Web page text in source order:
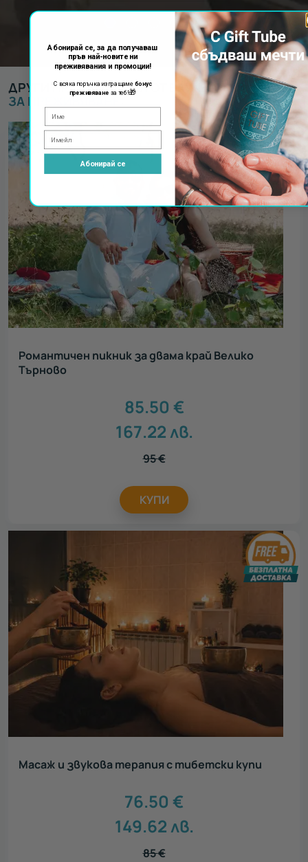
ДРУГИ ПРЕДЛОЖЕНИЯ ОТ ВАУЧЕРИ ЗА ВАУЧЕР
ЗА ПРЕЖИВЯВАНЕ
Романтичен пикник за двама край Велико
Търново
85.50 €
167.22лв.
95€
КУПИ
Масаж и звукова терапия с тибетски купи
76.50 €
149.62лв.
85€
Абонирай се, за да получаваш
пръв най-новите ни
преживявания и промоции!
С всяка поръчка изпращаме бонус
преживяване за теб!🎁
Абонирай се